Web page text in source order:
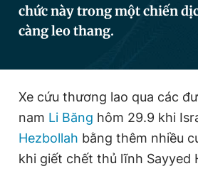
Đọc Thanh Niên trên điện thoại
Theo dõi báo trên
Hotline
0906 645 777
Liên hệ
chức này trong một chiến
càng leo thang.
Xe cứu thương lao qua các
nam Li Băng hôm 29.9 khi
Hezbollah bằng thêm nhiều
khi giết chết thủ lĩnh Sayyed